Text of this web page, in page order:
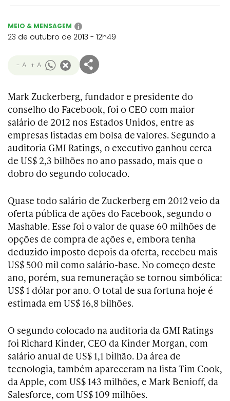
MEIO & MENSAGEM i
23 de outubro de 2013 - 12h49
- A + A
Mark Zuckerberg, fundador e presidente do
conselho do Facebook, foi o CEO com maior
salário de 2012 nos Estados Unidos, entre as
empresas listadas em bolsa de valores. Segundo a
auditoria GMI Ratings, o executivo ganhou cerca
de US$ 2,3 bilhões no ano passado, mais que o
dobro do segundo colocado.
Quase todo salário de Zuckerberg em 2012 veio da
oferta pública de ações do Facebook, segundo o
Mashable. Esse foi o valor de quase 60 milhões de
opções de compra de ações e, embora tenha
deduzido imposto depois da oferta, recebeu mais
US$ 500 mil como salário-base. No começo deste
ano, porém, sua remuneração se tornou simbólica:
US$ 1 dólar por ano. O total de sua fortuna hoje é
estimada em US$ 16,8 bilhões.
O segundo colocado na auditoria da GMI Ratings
foi Richard Kinder, CEO da Kinder Morgan, com
salário anual de US$ 1,1 bilhão. Da área de
tecnologia, também apareceram na lista Tim Cook,
da Apple, com US$ 143 milhões, e Mark Benioff, da
Salesforce, com US$ 109 milhões.